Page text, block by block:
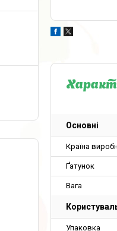
Основні
Країна
Ґатунок
Вага
Упаковка